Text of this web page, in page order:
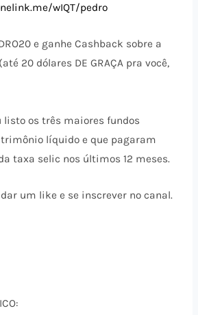
wIQT/pedro
e ganhe Cashback sobre a
20 dólares DE GRAÇA pra você,
listo os três maiores fundos
líquido e que pagaram
taxa selic nos últimos 12 meses.
um like e se inscrever no canal.